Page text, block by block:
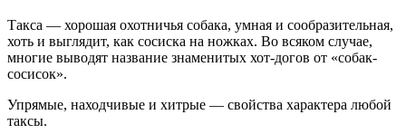
Такса — хорошая охотничья собака, умная и сообразительная,
хоть и выглядит, как сосиска на ножках. Во всяком случае,
многие выводят название знаменитых хот-догов от «собак-
сосисок».
Упрямые, находчивые и хитрые — свойства характера любой
таксы.